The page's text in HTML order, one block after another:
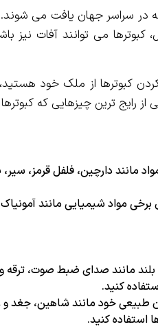
در سراسر جهان یافت می
کبوترها می توانند آفات
کردن کبوترها از ملک خود
از رایج ترین چیزهایی که
مانند دارچین، فلفل قرمز،
برخی مواد شیمیایی مانند
بلند مانند صدای ضبط صوت، ترقه
کنید.
طبیعی خود مانند شاهین، جغد
استفاده کنید.